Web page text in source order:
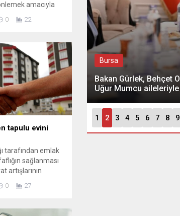
amacıyla
İlan
(EİDS)’i, kiralık
ilanlarını
0 22
tapulu evini
tarafından emlak
sağlanması
artışlarının
Sistemi
satılık
0 27
Sonra Ateşkes
Bursa
Bakan Gürlek, Behçet
Uğur Mumcu
1 2 3 4 5 6 7 8 9